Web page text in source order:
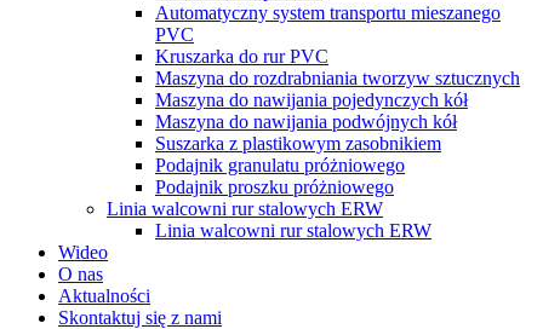
Automatyczny system transportu mieszanego
PVC
Kruszarka do rur PVC
Maszyna do rozdrabniania tworzyw sztucznych
Maszyna do nawijania pojedynczych kół
Maszyna do nawijania podwójnych kół
Suszarka z plastikowym zasobnikiem
Podajnik granulatu próżniowego
Podajnik proszku próżniowego
Linia walcowni rur stalowych ERW
Linia walcowni rur stalowych ERW
Wideo
O nas
Aktualności
Skontaktuj się z nami